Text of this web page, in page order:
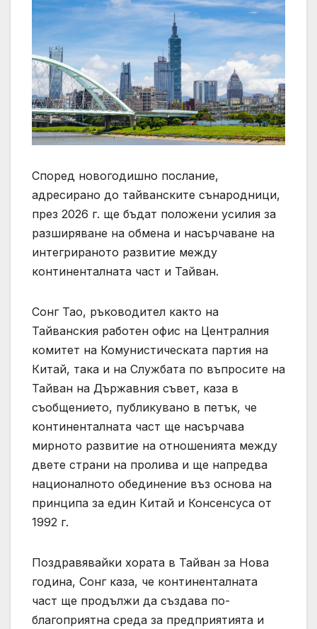
Според новогодишно послание,
адресирано до тайванските сънародници,
през 2026 г. ще бъдат положени усилия за
разширяване на обмена и насърчаване на
интегрираното развитие между
континенталната част и Тайван.
Сонг Тао, ръководител както на
Тайванския работен офис на Централния
комитет на Комунистическата партия на
Китай, така и на Службата по въпросите на
Тайван на Държавния съвет, каза в
съобщението, публикувано в петък, че
континенталната част ще насърчава
мирното развитие на отношенията между
двете страни на пролива и ще напредва
националното обединение въз основа на
принципа за един Китай и Консенсуса от
1992 г.
Поздравявайки хората в Тайван за Нова
година, Сонг каза, че континенталната
част ще продължи да създава по-
благоприятна среда за предприятията и